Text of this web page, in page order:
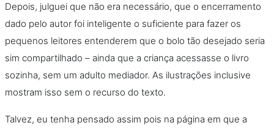
Depois, julguei que não era necessário, que o encerramento
dado pelo autor foi inteligente o suficiente para fazer os
pequenos leitores entenderem que o bolo tão desejado seria
sim compartilhado – ainda que a criança acessasse o livro
sozinha, sem um adulto mediador. As ilustrações inclusive
mostram isso sem o recurso do texto.
Talvez, eu tenha pensado assim pois na página em que a